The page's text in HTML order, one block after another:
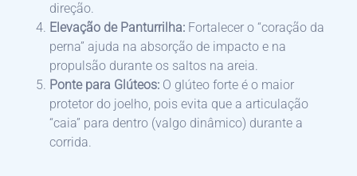
direção.
Elevação de Panturrilha: Fortalecer o “coração da
perna” ajuda na absorção de impacto e na
propulsão durante os saltos na areia.
Ponte para Glúteos: O glúteo forte é o maior
protetor do joelho, pois evita que a articulação
“caia” para dentro (valgo dinâmico) durante a
corrida.